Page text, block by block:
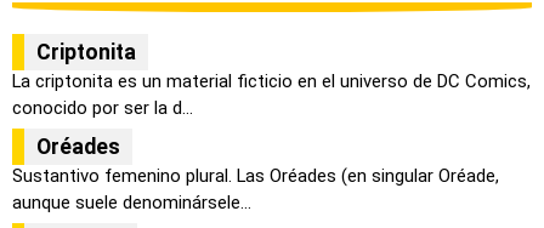
Criptonita
La criptonita es un material ficticio en el universo de DC Comics,
conocido por ser la d...
Oréades
Sustantivo femenino plural. Las Oréades (en singular Oréade,
aunque suele denominársele...